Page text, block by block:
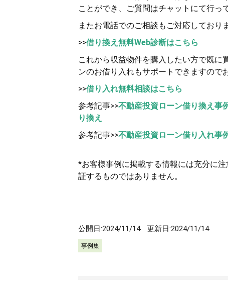
ことができ、ご質問はチャットにて行っ
またお電話でのご相談もご対応しており
>>借り換え無料Web診断はこちら
これから収益物件を購入したい方で既に
ンのお借り入れもサポートできますので
>>借り入れ無料相談はこちら
参考記事>>不動産投資ローン借り換え
り換え
参考記事>>不動産投資ローン借り入れ
*お客様事例に掲載する情報には充分に
証するものではありません。
公開日:2024/11/14 更新日:2024/11/14
事例集